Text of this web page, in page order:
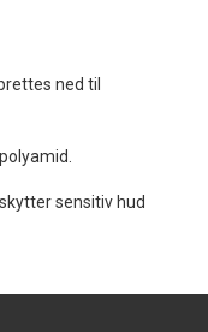
ned til
sensitiv hud